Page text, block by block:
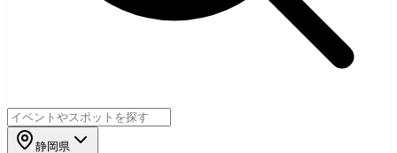
静岡県